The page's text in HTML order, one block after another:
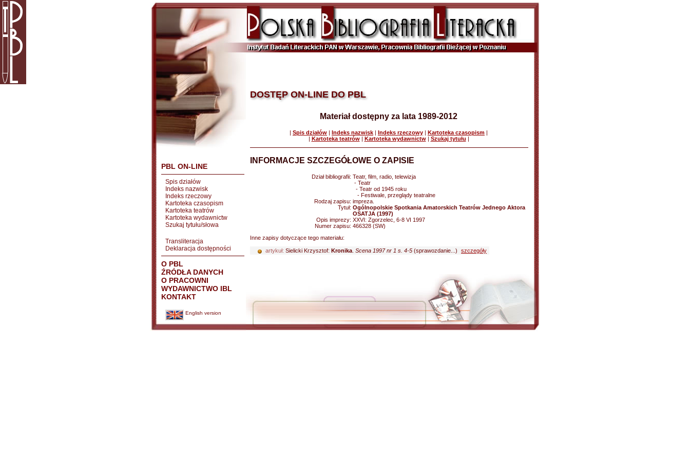
PBL ON-LINE
Spis działów
Indeks nazwisk
Indeks rzeczowy
Kartoteka czasopism
Kartoteka teatrów
Kartoteka wydawnictw
Szukaj tytułu/słowa
Transliteracja
Deklaracja dostępności
O PBL
ŹRÓDŁA DANYCH
O PRACOWNI
WYDAWNICTWO IBL
KONTAKT
English version
DOSTĘP ON-LINE DO PBL
Materiał dostępny za lata 1989-2012
| Spis działów | Indeks nazwisk | Indeks rzeczowy | Kartoteka czasopism |
| Kartoteka teatrów| Kartoteka wydawnictw| Szukaj tytułu |
INFORMACJE SZCZEGÓŁOWE O ZAPISIE
Dział bibliografii: Teatr, film, radio, telewizja
- Teatr
- Teatr od 1945 roku
- Festiwale, przeglądy teatralne
Rodzaj zapisu: impreza.
Tytuł: Ogólnopolskie Spotkania Amatorskich Teatrów Jednego Aktora
OSATJA (1997)
Opis imprezy: XXVI: Zgorzelec, 6-8 VI 1997
Numer zapisu: 466328 (SW)
Inne zapisy dotyczące tego materiału:
artykuł: Sielicki Krzysztof: Kronika Scena 1997 nr 1 s. 4-5 (sprawozdanie...) szczegóły